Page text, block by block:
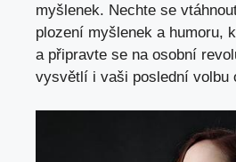
myšlenek. Nechte se
plození myšlenek a humoru,
a připravte se na osobní
vysvětlí i vaši poslední volbu